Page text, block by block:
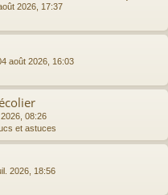
2026, 17:37
août 2026, 16:03
08:26
et astuces
2026, 18:56